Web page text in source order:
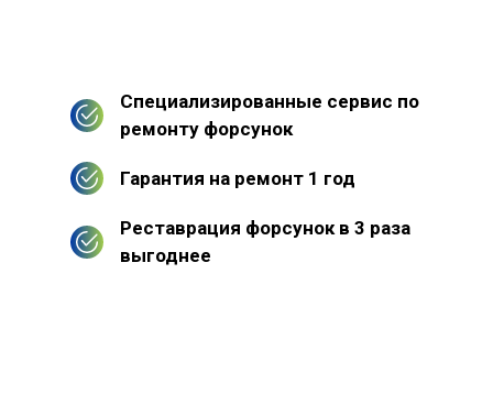
Специализированные сервис по
ремонту форсунок
Гарантия на ремонт 1 год
Реставрация форсунок в 3 раза
выгоднее